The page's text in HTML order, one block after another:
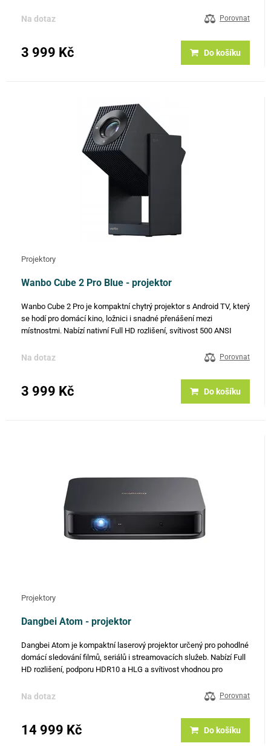
Na dotaz Porovnat
3 999 Kč Do košíku
Projektory
Wanbo Cube 2 Pro Blue - projektor
Wanbo Cube 2 Pro je kompaktní chytrý projektor s Android TV, který
se hodí pro domácí kino, ložnici i snadné přenášení mezi
místnostmi. Nabízí nativní Full HD rozlišení, svítivost 500 ANSI
Na dotaz Porovnat
3 999 Kč Do košíku
Projektory
Dangbei Atom - projektor
Dangbei Atom je kompaktní laserový projektor určený pro pohodlné
domácí sledování filmů, seriálů i streamovacích služeb. Nabízí Full
HD rozlišení, podporu HDR10 a HLG a svítivost vhodnou pro
Na dotaz Porovnat
14 999 Kč Do košíku